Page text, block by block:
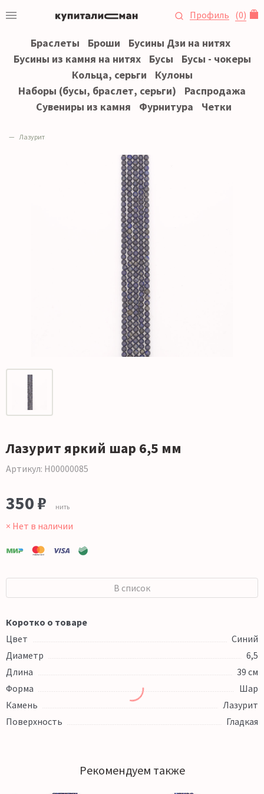
Профиль (0)
Браслеты Броши
Бусины Дзи на нитях
Бусины из камня на нитях
Бусы
Бусы - чокеры
Кольца, серьги
Кулоны
Наборы (бусы, браслет, серьги)
Распродажа
Сувениры из камня
Фурнитура Четки
Лазурит
Лазурит яркий шар 6,5 мм
Артикул: Н00000085
350 ₽ нить
× Нет в наличии
В список
Коротко о товаре
Цвет
Синий
Диаметр
6,5
Длина
39 см
Форма
Шар
Камень
Лазурит
Поверхность
Гладкая
Рекомендуем также